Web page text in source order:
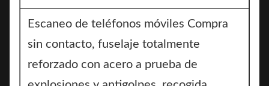
Escaneo de teléfonos móviles Compra
sin contacto, fuselaje totalmente
reforzado con acero a prueba de